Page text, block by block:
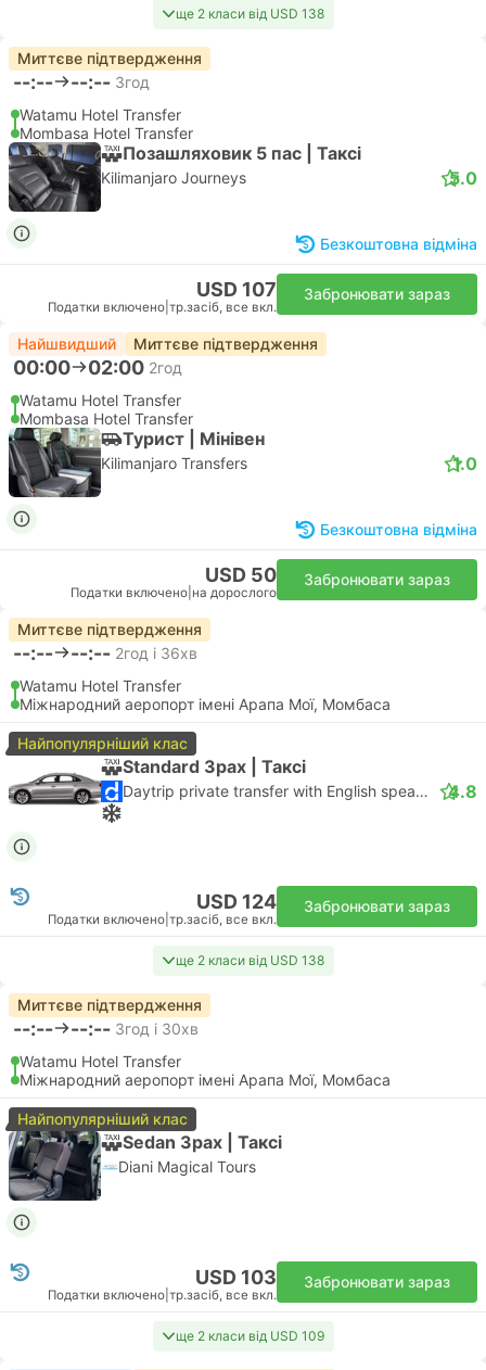
ще 2 класи від USD 138
Миттєве підтвердження
--:-- --:-- 3год
Watamu Hotel Transfer
Mombasa Hotel Transfer
Позашляховик 5 пас | Таксі
Kilimanjaro Journeys 5.0
Безкоштовна відміна
USD 107
Податки включено тр.засіб, все вкл.
Забронювати зараз
Найшвидший Миттєве підтвердження
00:00 02:00 2год
Watamu Hotel Transfer
Mombasa Hotel Transfer
Турист | Мiнiвен
Kilimanjaro Transfers 1.0
Безкоштовна відміна
USD 50
Податки включено на дорослого
Забронювати зараз
Миттєве підтвердження
--:-- --:-- 2год і 36хв
Watamu Hotel Transfer
Міжнародний аеропорт імені Арапа Мої, Момбаса
Найпопулярніший клас
Standard 3pax | Таксі
Daytrip private transfer with English speaking driver 4.8
USD 124
Податки включено тр.засіб, все вкл.
Забронювати зараз
ще 2 класи від USD 138
Миттєве підтвердження
--:-- --:-- 3год і 30хв
Watamu Hotel Transfer
Міжнародний аеропорт імені Арапа Мої, Момбаса
Найпопулярніший клас
Sedan 3pax | Таксі
Diani Magical Tours
USD 103
Податки включено тр.засіб, все вкл.
Забронювати зараз
ще 2 класи від USD 109